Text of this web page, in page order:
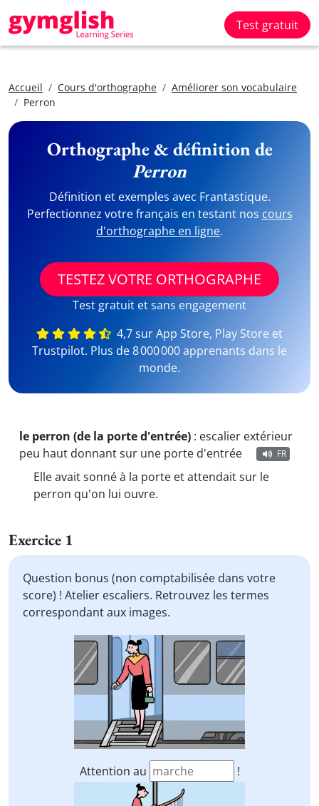
Test gratuit
Accueil Cours d'orthographe
Améliorer son vocabulaire
Perron
Orthographe & définition de
Perron
Définition et exemples avec Frantastique.
Perfectionnez votre français en testant nos cours
d'orthographe en ligne.
TESTEZ VOTRE ORTHOGRAPHE
Test gratuit et sans engagement
4,7 sur App Store, Play Store et
Trustpilot. Plus de 8 000 000 apprenants dans le
monde.
le perron (de la porte d'entrée) : escalier extérieur
peu haut donnant sur une porte d'entrée
FR
Elle avait sonné à la porte et attendait sur le
perron qu'on lui ouvre.
Exercice 1
Question bonus (non comptabilisée dans votre
score) ! Atelier escaliers. Retrouvez les termes
correspondant aux images.
Attention au !